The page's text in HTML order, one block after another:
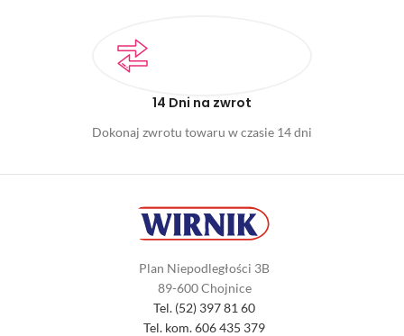
14 Dni na zwrot
Dokonaj zwrotu towaru w czasie 14 dni
Plan Niepodległości 3B
89-600 Chojnice
Tel. (52) 397 81 60
Tel. kom. 606 435 379